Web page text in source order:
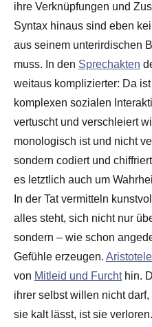
ihre Verknüpfungen und
Syntax hinaus sind eben
aus seinem unterirdischen
muss. In den Sprechakten
weitaus komplizierter: Da
komplexen sozialen
vertuscht und verschleiert
monologisch ist und nicht
sondern codiert und
es letztlich auch um
In der Tat vermitteln
alles steht, sich nicht nur
sondern – wie schon
Gefühle erzeugen.
von Mitleid und Furchthin.
ihrer selbst willen nicht
sie kalt lässt, ist sie